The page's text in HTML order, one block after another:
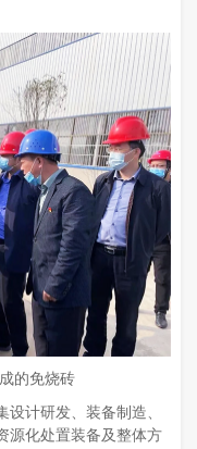
的免烧砖
计研发、装备制造、
源化处置装备及整体方